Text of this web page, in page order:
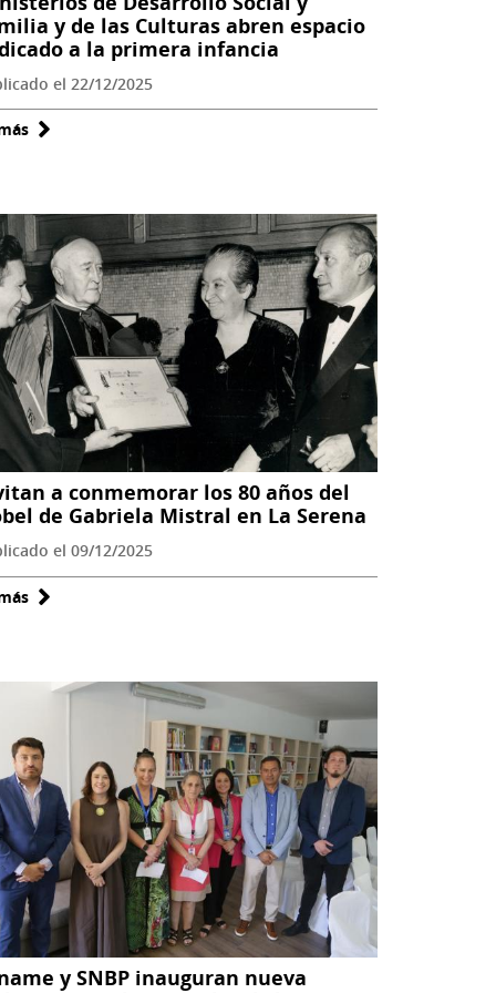
tiempo
para
en
estas
y de las Culturas abren espacio
a la primera infancia
el 22/12/2025
sobre
para
O'Higgins:
Ministerios
de
Desarrollo
Social
y
Familia
y
de
las
Culturas
abren
espacio
dedicado
primera
a conmemorar los 80 años del
de Gabriela Mistral en La Serena
el 09/12/2025
sobre
conmemorar
80
años
del
Nobel
de
Gabriela
Mistral
en
La
Serenay SNBP inauguran nueva